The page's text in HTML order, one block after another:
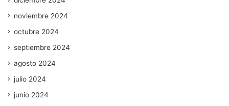
noviembre 2024
octubre 2024
septiembre 2024
agosto 2024
julio 2024
junio 2024